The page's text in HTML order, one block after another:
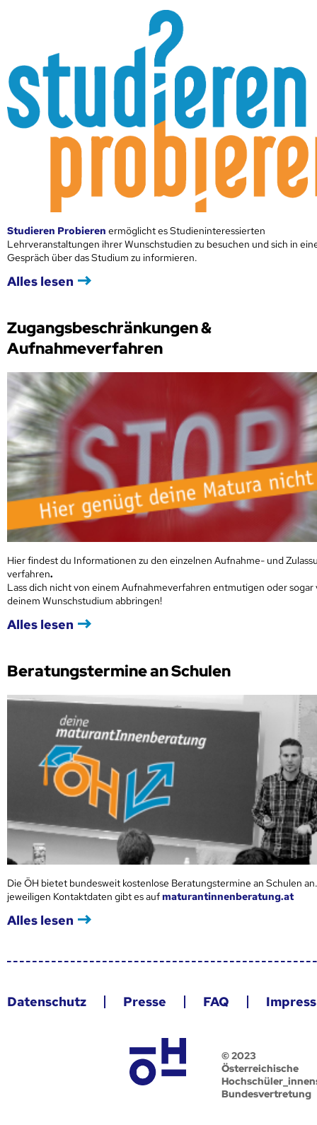
Studieren Probieren ermöglicht es Studieninteressierten
Lehrveranstaltungen ihrer Wunschstudien zu besuchen und sich in
Gespräch über das Studium zu informieren.
Alles lesen
Zugangsbeschränkungen &
Aufnahmeverfahren
Hier findest du Informationen zu den einzelnen Aufnahme- und
verfahren.
Lass dich nicht von einem Aufnahmeverfahren entmutigen oder sogar
deinem Wunschstudium abbringen!
Alles lesen
Beratungstermine an Schulen
Die ÖH bietet bundesweit kostenlose Beratungstermine an Schulen
jeweiligen Kontaktdaten gibt es aufmaturantinnenberatung.at
Alles lesen
Datenschutz Presse FAQ
© 2023
Österreichische
Bundesvertretung